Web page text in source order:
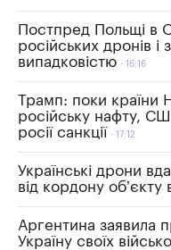
Постпред Польщі в
російських дронів і
випадковістю
16:16
Трамп: поки країни
російську нафту,
росії санкції
17:12
Українські дрони
від кордону об’єкту
Аргентина заявила
Україну своїх